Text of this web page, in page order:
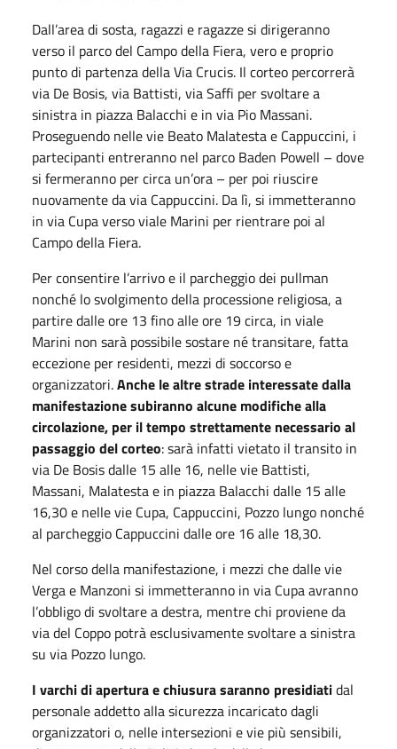
Dall’area di sosta, ragazzi e ragazze si dirigeranno
verso il parco del Campo della Fiera, vero e proprio
punto di partenza della Via Crucis. Il corteo percorrerà
via De Bosis, via Battisti, via Saffi per svoltare a
sinistra in piazza Balacchi e in via Pio Massani.
Proseguendo nelle vie Beato Malatesta e Cappuccini, i
partecipanti entreranno nel parco Baden Powell – dove
si fermeranno per circa un’ora – per poi riuscire
nuovamente da via Cappuccini. Da lì, si immetteranno
in via Cupa verso viale Marini per rientrare poi al
Campo della Fiera.
Per consentire l’arrivo e il parcheggio dei pullman
nonché lo svolgimento della processione religiosa, a
partire dalle ore 13 fino alle ore 19 circa, in viale
Marini non sarà possibile sostare né transitare, fatta
eccezione per residenti, mezzi di soccorso e
organizzatori.Anche le altre strade interessate dalla
manifestazione subiranno alcune modifiche alla
circolazione, per il tempo strettamente necessario al
passaggio del corteo: sarà infatti vietato il transito in
via De Bosis dalle 15 alle 16, nelle vie Battisti,
Massani, Malatesta e in piazza Balacchi dalle 15 alle
16,30 e nelle vie Cupa, Cappuccini, Pozzo lungo nonché
al parcheggio Cappuccini dalle ore 16 alle 18,30.
Nel corso della manifestazione, i mezzi che dalle vie
Verga e Manzoni si immetteranno in via Cupa avranno
l’obbligo di svoltare a destra, mentre chi proviene da
via del Coppo potrà esclusivamente svoltare a sinistra
su via Pozzo lungo.
I varchi di apertura e chiusura saranno presidiatidal
personale addetto alla sicurezza incaricato dagli
organizzatori o, nelle intersezioni e vie più sensibili,